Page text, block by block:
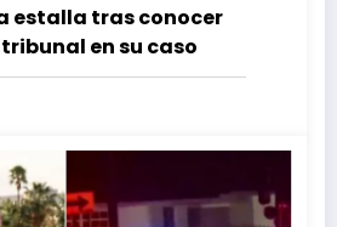
estalla tras conocer
en su caso